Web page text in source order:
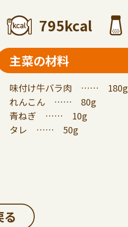
795kcal
主菜の材料
味付け牛バラ肉 …… 180g
れんこん …… 80g
青ねぎ …… 10g
タレ …… 50g